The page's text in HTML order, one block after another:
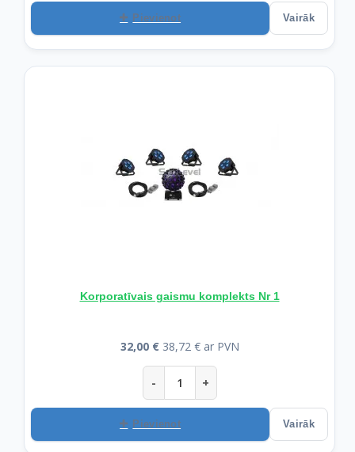
Pievienot Vairāk
Korporatīvais gaismu komplekts Nr 1
32,00 € 38,72 € ar PVN
- +
Pievienot Vairāk